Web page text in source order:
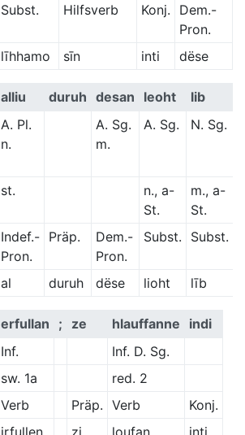
Subst. Hilfsverb Konj.
Dem.-
Pron.
līhhamo sīn inti dëse
alliu duruh desan leoht lib
A. Pl.
n.
A. Sg.
m.
A. Sg. N. Sg.
st.
n., a-
St.
m., a-
St.
Indef.-
Pron.
Präp.
Dem.-
Pron.
Subst. Subst.
al duruh dëse lioht līb
erfullan ; ze hlauffanne
indi
Inf.
Inf. D. Sg.
sw. 1a
red. 2
Verb Präp. Verb
Konj.
irfullen zi loufan inti